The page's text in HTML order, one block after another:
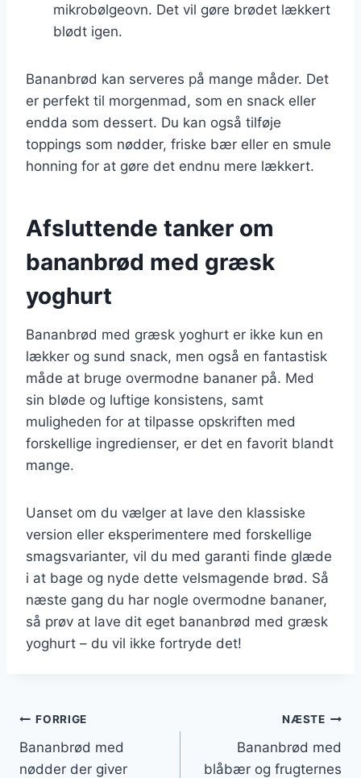
mikrobølgeovn. Det vil gøre brødet lækkert
blødt igen.
Bananbrød kan serveres på mange måder. Det
er perfekt til morgenmad, som en snack eller
endda som dessert. Du kan også tilføje
toppings som nødder, friske bær eller en smule
honning for at gøre det endnu mere lækkert.
Afsluttende tanker om
bananbrød med græsk
yoghurt
Bananbrød med græsk yoghurt er ikke kun en
lækker og sund snack, men også en fantastisk
måde at bruge overmodne bananer på. Med
sin bløde og luftige konsistens, samt
muligheden for at tilpasse opskriften med
forskellige ingredienser, er det en favorit blandt
mange.
Uanset om du vælger at lave den klassiske
version eller eksperimentere med forskellige
smagsvarianter, vil du med garanti finde glæde
i at bage og nyde dette velsmagende brød. Så
næste gang du har nogle overmodne bananer,
så prøv at lave dit eget bananbrød med græsk
yoghurt – du vil ikke fortryde det!
Indlægsnavigation
FORRIGE
Bananbrød med
nødder der giver
NÆSTE
Bananbrød med
blåbær og frugternes